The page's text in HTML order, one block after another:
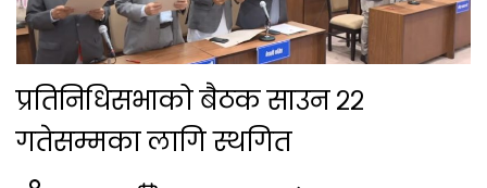
प्रतिनिधिसभाको बैठक साउन २२
गतेसम्मका लागि स्थगित